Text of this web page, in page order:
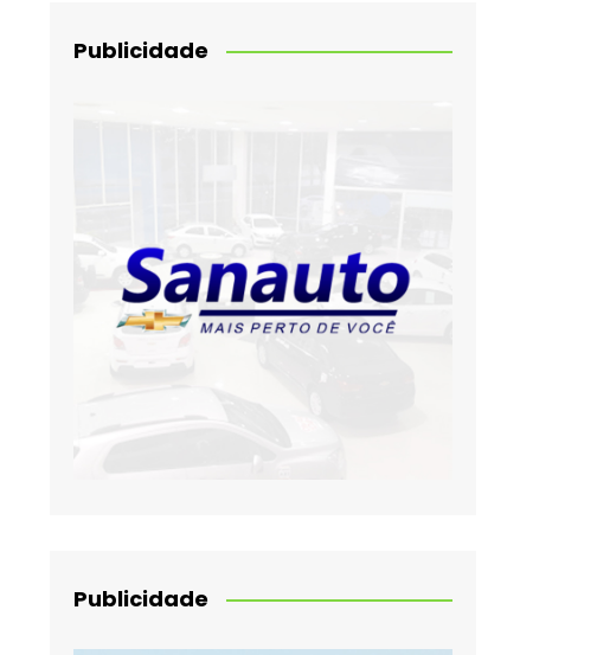
Publicidade
Publicidade